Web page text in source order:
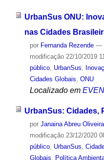
UrbanSus ONU:
nas Cidades
por Fernanda Rezende —
modificação22/10/2019
público, UrbanSus
Cidades Globais ONU
Localizado em
UrbanSus: Cidades,
por Janaina Abreu Oliveira
modificação23/12/2020
público, UrbanSus,
Globais, Política